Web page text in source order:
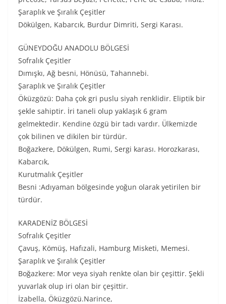
Şaraplık ve Şıralık Çeşitler
Dökülgen, Kabarcık, Burdur Dimriti, Sergi Karası.
GÜNEYDOĞU ANADOLU BÖLGESİ
Sofralık Çeşitler
Dımışkı, Ağ besni, Hönüsü, Tahannebi.
Şaraplık ve Şıralık Çeşitler
Öküzgözü: Daha çok gri puslu siyah renklidir. Eliptik bir
şekle sahiptir. İri taneli olup yaklaşık 6 gram
gelmektedir. Kendine özgü bir tadı vardır. Ülkemizde
çok bilinen ve dikilen bir türdür.
Boğazkere, Dökülgen, Rumi, Sergi karası. Horozkarası,
Kabarcık,
Kurutmalık Çeşitler
Besni :Adıyaman bölgesinde yoğun olarak yetirilen bir
türdür.
KARADENİZ BÖLGESİ
Sofralık Çeşitler
Çavuş, Kömüş, Hafızali, Hamburg Misketi, Memesi.
Şaraplık ve Şıralık Çeşitler
Boğazkere: Mor veya siyah renkte olan bir çeşittir. Şekli
yuvarlak olup iri olan bir çeşittir.
İzabella, Öküzgözü.Narince,